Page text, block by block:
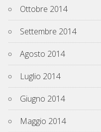
Ottobre 2014
Settembre 2014
Agosto 2014
Luglio 2014
Giugno 2014
Maggio 2014